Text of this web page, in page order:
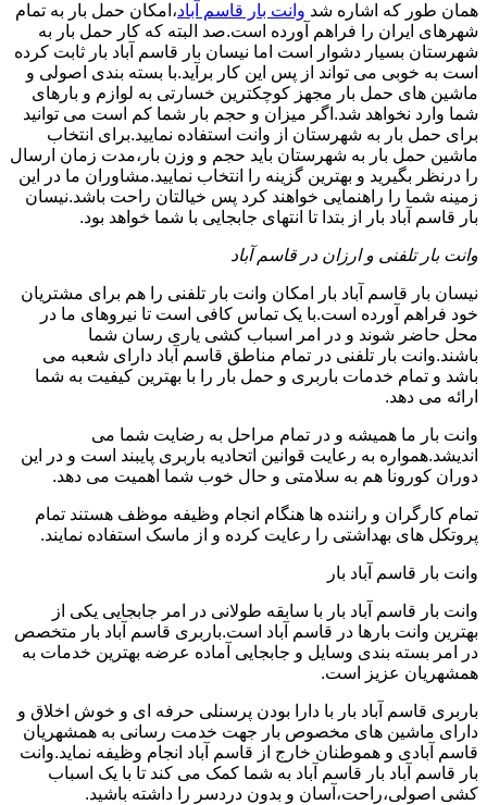
همان طور که اشاره شد وانت بار قاسم آباد،امکان حمل بار به تمام
شهرهای ایران را فراهم آورده است.صد البته که کار حمل بار به
شهرستان بسیار دشوار است اما نیسان بار قاسم آباد بار ثابت کرده
است به خوبی می تواند از پس این کار برآید.با بسته بندی اصولی و
ماشین های حمل بار مجهز کوچکترین خسارتی به لوازم و بارهای
شما وارد نخواهد شد.اگر میزان و حجم بار شما کم است می توانید
برای حمل بار به شهرستان از وانت استفاده نمایید.برای انتخاب
ماشین حمل بار به شهرستان باید حجم و وزن بار،مدت زمان ارسال
را درنظر بگیرید و بهترین گزینه را انتخاب نمایید.مشاوران ما در این
زمینه شما را راهنمایی خواهند کرد پس خیالتان راحت باشد.نیسان
بار قاسم آباد بار از بتدا تا انتهای جابجایی با شما خواهد بود.
وانت بار تلفنی و ارزان در قاسم آباد
نیسان بار قاسم آباد بار امکان وانت بار تلفنی را هم برای مشتریان
خود فراهم آورده است.با یک تماس کافی است تا نیروهای ما در
محل حاضر شوند و در امر اسباب کشی یاری رسان شما
باشند.وانت بار تلفنی در تمام مناطق قاسم آباد دارای شعبه می
باشد و تمام خدمات باربری و حمل بار را با بهترین کیفیت به شما
ارائه می دهد.
وانت بار ما همیشه و در تمام مراحل به رضایت شما می
اندیشد.همواره به رعایت قوانین اتحادیه باربری پایبند است و در این
دوران کورونا هم به سلامتی و حال خوب شما اهمیت می دهد.
تمام کارگران و راننده ها هنگام انجام وظیفه موظف هستند تمام
پروتکل های بهداشتی را رعایت کرده و از ماسک استفاده نمایند.
وانت بار قاسم آباد بار
وانت بار قاسم آباد بار با سابقه طولانی در امر جابجایی یکی از
بهترین وانت بارها در قاسم آباد است.باربری قاسم آباد بار متخصص
در امر بسته بندی وسایل و جابجایی آماده عرضه بهترین خدمات به
همشهریان عزیز است.
باربری قاسم آباد بار با دارا بودن پرسنلی حرفه ای و خوش اخلاق و
دارای ماشین های مخصوص بار جهت خدمت رسانی به همشهریان
قاسم آبادی و هموطنان خارج از قاسم آباد انجام وظیفه نماید.وانت
بار قاسم آباد بار قاسم آباد به شما کمک می کند تا با یک اسباب
کشی اصولی،راحت،آسان و بدون دردسر را داشته باشید.